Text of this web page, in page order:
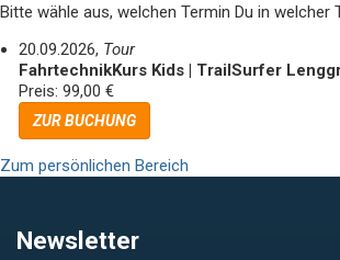
Bitte wähle aus, welchen Termin Du in welcher
20.09.2026, Tour
FahrtechnikKurs Kids | TrailSurfer
Preis: 99,00 €
ZUR BUCHUNG
Zum persönlichen Bereich
Newsletter